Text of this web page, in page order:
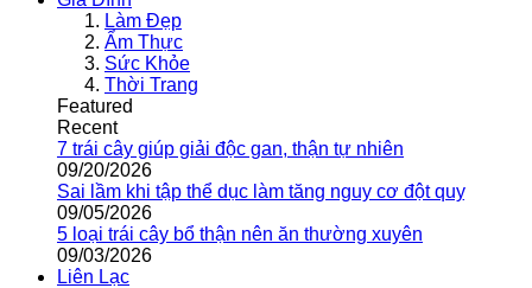
Làm Đẹp
Ẩm Thực
Sức Khỏe
Thời Trang
Featured
Recent
7 trái cây giúp giải độc gan, thận tự nhiên
09/20/2026
Sai lầm khi tập thể dục làm tăng nguy cơ đột quỵ
09/05/2026
5 loại trái cây bổ thận nên ăn thường xuyên
09/03/2026
Liên Lạc